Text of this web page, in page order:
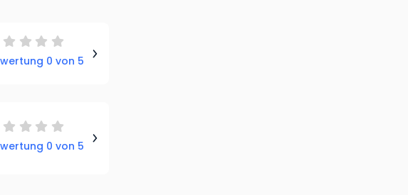
0 von 5
0 von 5